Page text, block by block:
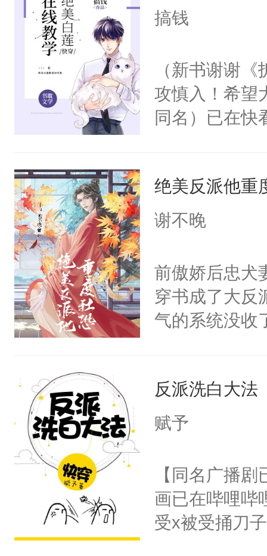
用力——为你
搞钱
（新书谢谢
攻慎入！希望
同名）已在快
成为所有白莲
I，他们决定
莲花可不止有
点脑袋，看着
常见问题一：
教科书版：“
母的微笑：“
留看着面前这
人，突然醒悟
卫天还没亮
腰：“陛下，
不好了！”“那
绝美反派他重
谢不晚
前傲娇后忠犬
穿书成了大反
气的系统没收
用见人，因为
言神龙见首不
名蛇蛇，跟
不知道，那小
头，魔尊墨宴
宴：柳折枝你
反派洗白大法
赋予
【同名广播
画已在哔哩哔
受x被受捅刀